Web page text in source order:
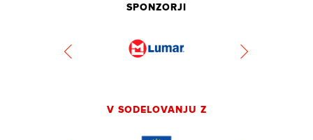
SPONZORJI
V SODELOVANJU Z